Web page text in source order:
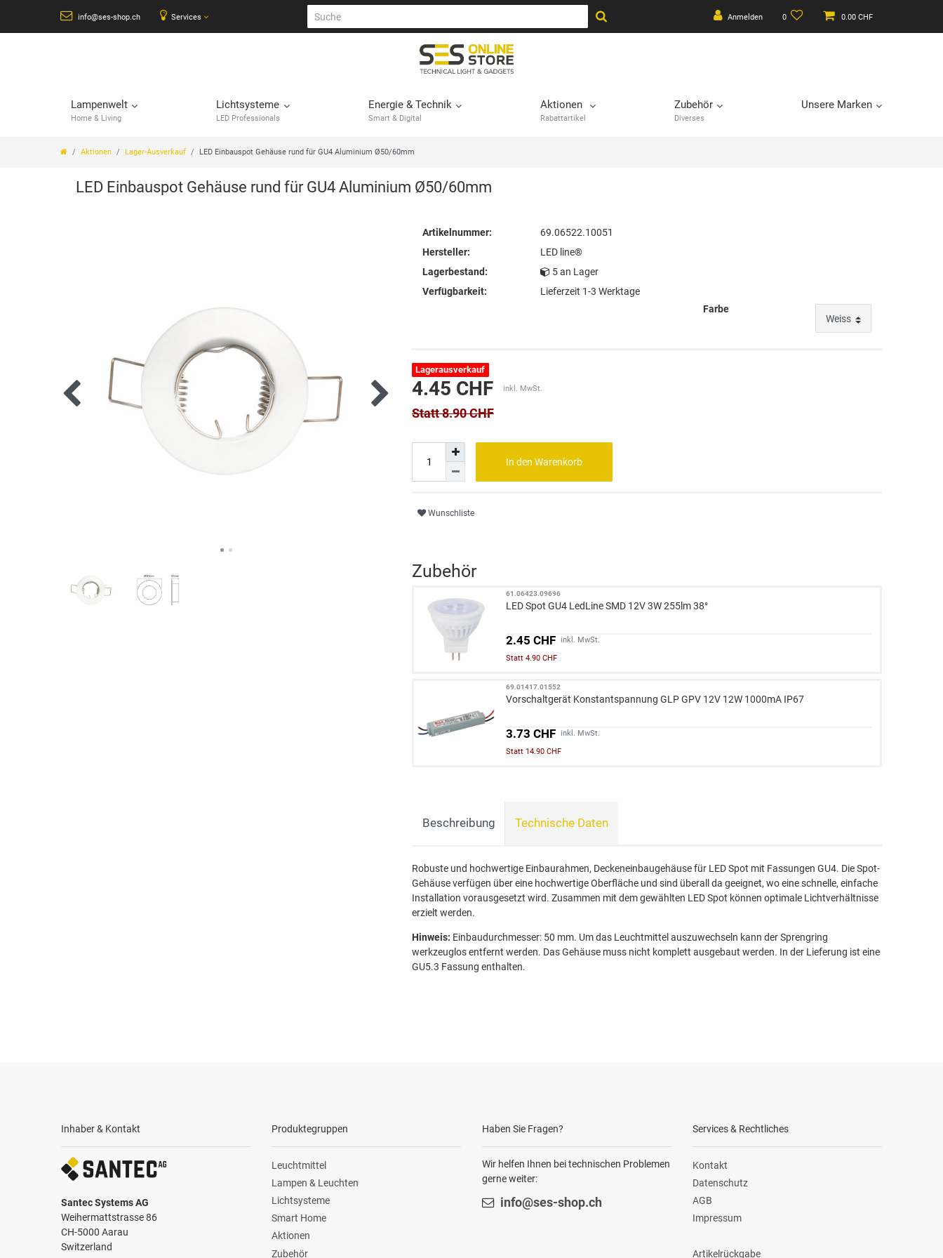
info@ses-shop.ch Services Anmelden 0 0.00 CHF
Lampenwelt
Home & Living
Lichtsysteme
LED Professionals
Energie & Technik
Smart & Digital
Aktionen
Rabattartikel
Zubehör
Diverses
Unsere Marken
Aktionen Lager-Ausverkauf LED Einbauspot Gehäuse rund für GU4 Aluminium Ø50/60mm
LED Einbauspot Gehäuse rund für GU4 Aluminium Ø50/60mm
Artikelnummer:
69.06522.10051
Hersteller:
LED line®
Lagerbestand:
5 an Lager
Verfügbarkeit:
Lieferzeit 1-3 Werktage
Farbe
Lagerausverkauf
Statt 8.90 CHF
4.45 CHF inkl. MwSt.
In den Warenkorb
Wunschliste
Zubehör
61.06423.09696
LED Spot GU4 LedLine SMD 12V 3W 255lm 38°
2.45 CHF inkl. MwSt.
Statt 4.90 CHF
69.01417.01552
Vorschaltgerät Konstantspannung GLP GPV 12V 12W 1000mA IP67
3.73 CHF inkl. MwSt.
Statt 14.90 CHF
Beschreibung Technische Daten
Robuste und hochwertige Einbaurahmen, Deckeneinbaugehäuse für LED Spot mit Fassungen GU4. Die Spot-
Gehäuse verfügen über eine hochwertige Oberfläche und sind überall da geeignet, wo eine schnelle, einfache
Installation vorausgesetzt wird. Zusammen mit dem gewählten LED Spot können optimale Lichtverhältnisse
erzielt werden.
Hinweis: Einbaudurchmesser: 50 mm. Um das Leuchtmittel auszuwechseln kann der Sprengring
werkzeuglos entfernt werden. Das Gehäuse muss nicht komplett ausgebaut werden. In der Lieferung ist eine
GU5.3 Fassung enthalten.
Inhaber & Kontakt
Santec Systems AG
Weihermattstrasse 86
CH-5000 Aarau
Switzerland
Produktegruppen
Leuchtmittel
Lampen & Leuchten
Lichtsysteme
Smart Home
Aktionen
Zubehör
Haben Sie Fragen?
Wir helfen Ihnen bei technischen Problemen
gerne weiter:
info@ses-shop.ch
Services & Rechtliches
Kontakt
Datenschutz
AGB
Impressum
Artikelrückgabe